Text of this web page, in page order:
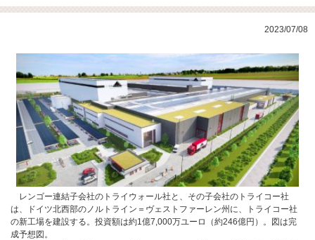
2023/07/08
レンゴー連結子会社のトライウォール社と、その子会社のトライコー社
は、ドイツ北西部のノルトライン＝ヴェストファーレン州に、トライコー社
の新工場を建設する。投資額は約1億7,000万ユーロ（約246億円）。図は完
成予想図。